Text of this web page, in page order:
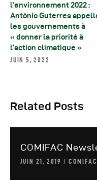
l’environnement 2022 :
António Guterres
les gouvernements à
« donner la priorité à
l’action climatique »
JUIN 5, 2022
Related Posts
COMIFAC
JUIN 21, 2019